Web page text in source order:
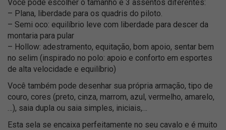
Você pode escolher o tamanho e 3 assentos diferentes:
– Plana, liberdade para os quadris do piloto.
– Semi oco: equilíbrio leve com liberdade para descer da
montaria para pular
– Hollow: adestramento, equitação, bom apoio, sentar bem
no selim (inspirado no polo: apoio e conforto em esportes
de alta velocidade e equilíbrio)
Você também pode desenhar sua própria armação, tipo de
couro, cores (preto, cinza, marrom, azul, vermelho, amarelo,
…), saia dupla ou saia simples, iniciais,…
Esta sela se encaixa perfeitamente no seu cavalo e é muito